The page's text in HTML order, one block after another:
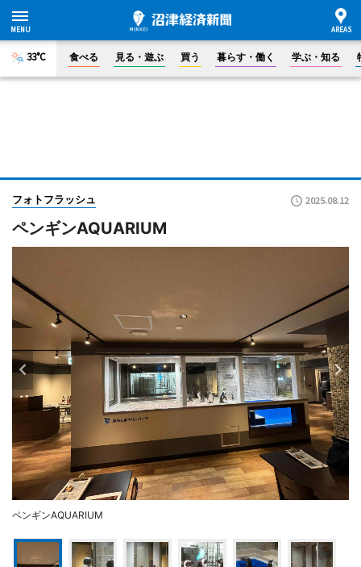
33°C 食べる 見る・遊ぶ 買う 暮らす・働く 学ぶ・知る
フォトフラッシュ 2025.08.12
ペンギンAQUARIUM
ペンギンAQUARIUM